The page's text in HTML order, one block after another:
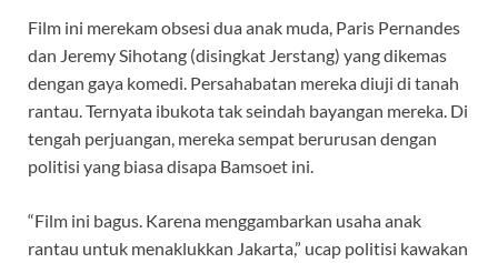
p
k
Film ini merekam obsesi dua anak muda, Paris Pernandes
dan Jeremy Sihotang (disingkat Jerstang) yang dikemas
dengan gaya komedi. Persahabatan mereka diuji di tanah
rantau. Ternyata ibukota tak seindah bayangan mereka. Di
tengah perjuangan, mereka sempat berurusan dengan
politisi yang biasa disapa Bamsoet ini.
“Film ini bagus. Karena menggambarkan usaha anak
rantau untuk menaklukkan Jakarta,” ucap politisi kawakan